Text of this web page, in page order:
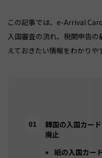
この記事では、e-Arrival
入国審査の流れ、税関申告
えておきたい情報をわかりや
韓国の入国カー
廃止
紙の入国カー